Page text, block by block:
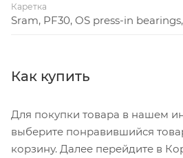
Каретка
Sram, PF30, OS press-in
Как купить
Для покупки товара в нашем
выберите понравившийся
корзину. Далее перейдите в